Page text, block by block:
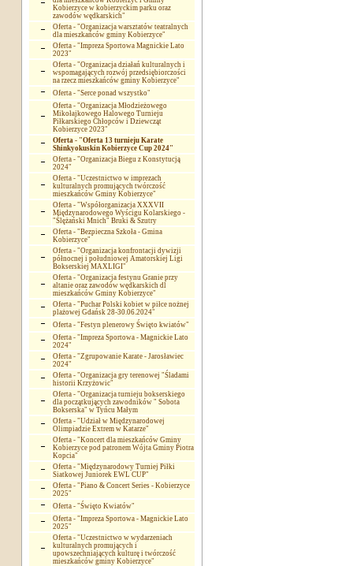
Kobierzyce w kobierzyckim parku oraz
zawodów wędkarskich"
Oferta - "Organizacja warsztatów teatralnych
dla mieszkańców gminy Kobierzyce"
Oferta - "Impreza Sportowa Magnickie Lato
2023"
Oferta - "Organizacja działań kulturalnych i
wspomagających rozwój przedsiębiorczości
na rzecz mieszkańców gminy Kobierzyce"
Oferta - "Serce ponad wszystko"
Oferta - "Organizacja Młodzieżowego
Mikołajkowego Halowego Turnieju
Piłkarskiego Chłopców i Dziewcząt
Kobierzyce 2023"
Oferta - "Oferta 13 turnieju Karate
Shinkyokuskin Kobierzyce Cup 2024"
Oferta - "Organizacja Biegu z Konstytucją
2024"
Oferta - "Uczestnictwo w imprezach
kulturalnych promujących twórczość
mieszkańców Gminy Kobierzyce"
Oferta - "Współorganizacja XXXVII
Międzynarodowego Wyścigu Kolarskiego -
"Ślężański Mnich" Bruki & Szutry
Oferta - "Bezpieczna Szkoła - Gmina
Kobierzyce"
Oferta - "Organizacja konfrontacji dywizji
północnej i południowej Amatorskiej Ligi
Bokserskiej MAXLIGI"
Oferta - "Organizacja festynu Granie przy
altanie oraz zawodów wędkarskich dl
mieszkańców Gminy Kobierzyce"
Oferta - "Puchar Polski kobiet w piłce nożnej
plażowej Gdańsk 28-30.06.2024"
Oferta - "Festyn plenerowy Święto kwiatów"
Oferta - "Impreza Sportowa - Magnickie Lato
2024"
Oferta - "Zgrupowanie Karate - Jarosławiec
2024"
Oferta - "Organizacja gry terenowej "Śladami
historii Krzyżowic"
Oferta - "Organizacja turnieju bokserskiego
dla początkujących zawodników " Sobota
Bokserska" w Tyńcu Małym
Oferta - "Udział w Międzynarodowej
Olimpiadzie Extrem w Katarze"
Oferta - "Koncert dla mieszkańców Gminy
Kobierzyce pod patronem Wójta Gminy Piotra
Kopcia"
Oferta - "Międzynarodowy Turniej Piłki
Siatkowej Juniorek EWL CUP"
Oferta - "Piano & Concert Series - Kobierzyce
2025"
Oferta - "Święto Kwiatów"
Oferta - "Impreza Sportowa - Magnickie Lato
2025"
Oferta - "Uczestnictwo w wydarzeniach
kulturalnych promujących i
upowszechniających kulturę i twórczość
mieszkańców gminy Kobierzyce"